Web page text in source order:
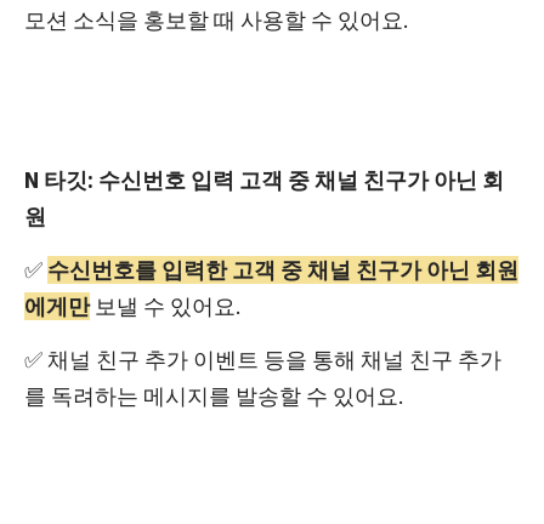
모션 소식을 홍보할 때 사용할 수 있어요.
N 타깃: 수신번호 입력 고객 중 채널 친구가 아닌 회
원
✅ 수신번호를 입력한 고객 중 채널 친구가 아닌 회원
에게만보낼 수 있어요.
✅ 채널 친구 추가 이벤트 등을 통해 채널 친구 추가
를 독려하는 메시지를 발송할 수 있어요.